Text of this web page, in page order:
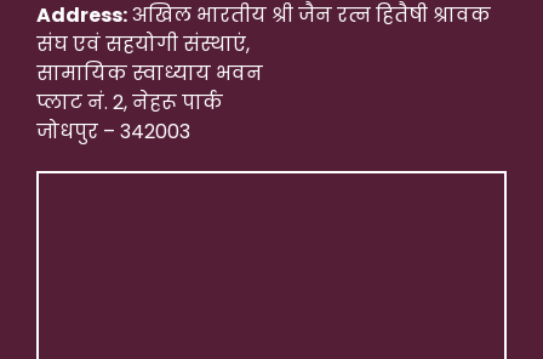
Address:अखिल भारतीय श्री जैन रत्न हितैषी श्रावक
संघ एवं सहयोगी संस्थाएं,
सामायिक स्वाध्याय भवन
प्लाट नं. 2, नेहरू पार्क
जोधपुर – 342003